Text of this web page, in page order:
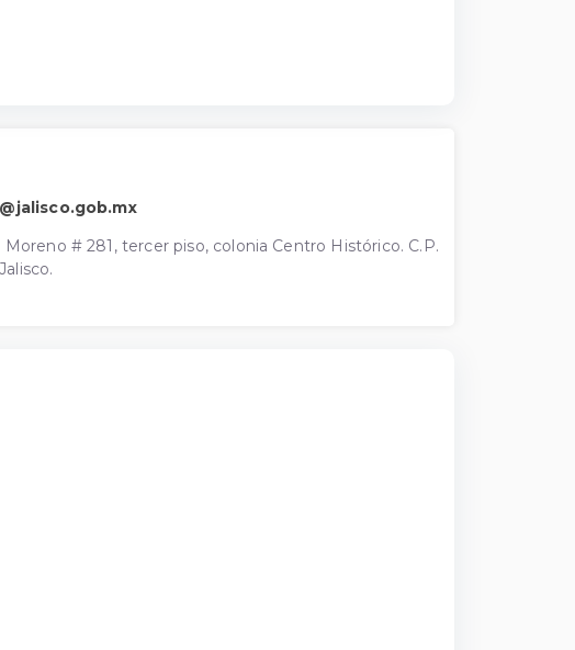
# 281, tercer piso, colonia Centro Histórico. C.P.